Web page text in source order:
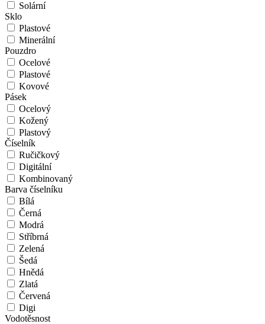
Solární
Sklo
Plastové
Minerální
Pouzdro
Ocelové
Plastové
Kovové
Pásek
Ocelový
Kožený
Plastový
Číselník
Ručičkový
Digitální
Kombinovaný
Barva číselníku
Bílá
Černá
Modrá
Stříbrná
Zelená
Šedá
Hnědá
Zlatá
Červená
Digi
Vodotěsnost